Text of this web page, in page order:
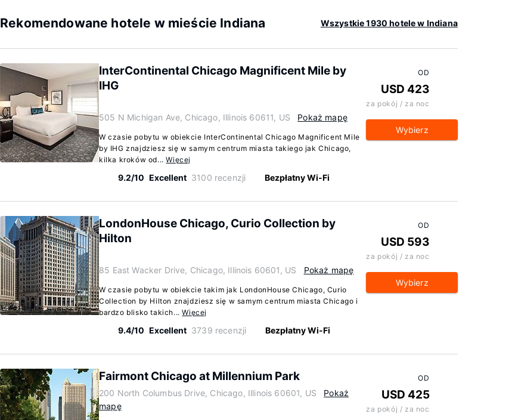
Rekomendowane hotele w mieście Indiana Wszystkie 1930 hotele w Indiana
InterContinental Chicago Magnificent Mile by
IHG
505 N Michigan Ave, Chicago, Illinois 60611, US Pokaż mapę
W czasie pobytu w obiekcie InterContinental Chicago Magnificent Mile
by IHG znajdziesz się w samym centrum miasta takiego jak Chicago,
kilka kroków od...Więcej
9.2/10 Excellent 3100 recenzji Bezpłatny Wi-Fi
OD
USD 423
za pokój / za noc
Wybierz
LondonHouse Chicago, Curio Collection by
Hilton
85 East Wacker Drive, Chicago, Illinois 60601, US Pokaż mapę
W czasie pobytu w obiekcie takim jak LondonHouse Chicago, Curio
Collection by Hilton znajdziesz się w samym centrum miasta Chicago i
bardzo blisko takich...Więcej
9.4/10 Excellent 3739 recenzji Bezpłatny Wi-Fi
OD
USD 593
za pokój / za noc
Wybierz
Fairmont Chicago at Millennium Park
200 North Columbus Drive, Chicago, Illinois 60601, US
Pokaż
mapę
OD
USD 425
za pokój / za noc